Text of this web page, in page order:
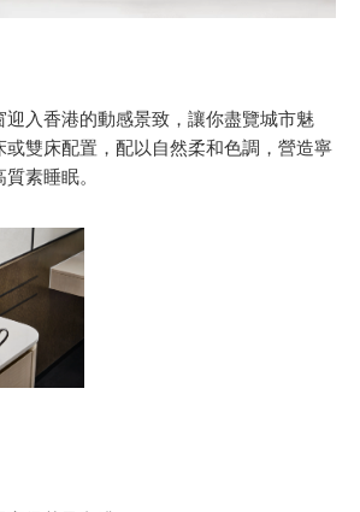
入香港的動感景致，讓你盡覽城市魅
或雙床配置，配以自然柔和色調，營造寧
素睡眠。